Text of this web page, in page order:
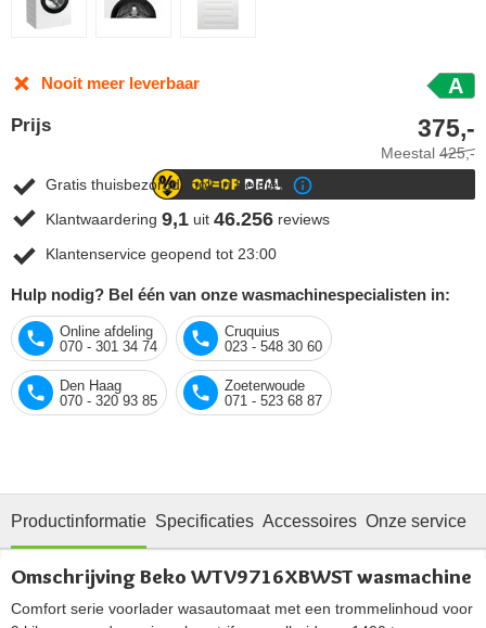
Nooit meer leverbaar A
Prijs
Meestal 425,-
375,-
Gratis thuisbezorgd (ook in België)
Klantwaardering 9,1 uit 46.256 reviews
Klantenservice geopend tot 23:00
Hulp nodig? Bel één van onze wasmachinespecialisten in:
Online afdeling
070 - 301 34 74
Cruquius
023 - 548 30 60
Den Haag
070 - 320 93 85
Zoeterwoude
071 - 523 68 87
Productinformatie Specificaties Accessoires Onze service
Omschrijving Beko WTV9716XBWST wasmachine
Comfort serie voorlader wasautomaat met een trommelinhoud voor